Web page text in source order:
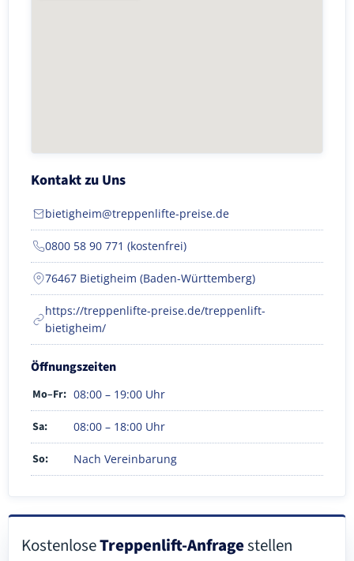
Kontakt zu Uns
bietigheim@treppenlifte-preise.de
0800 58 90 771 (kostenfrei)
76467 Bietigheim (Baden-Württemberg)
https://treppenlifte-preise.de/treppenlift-
bietigheim/
Öffnungszeiten
Mo–Fr: 08:00 – 19:00 Uhr
Sa: 08:00 – 18:00 Uhr
So: Nach Vereinbarung
KostenloseTreppenlift-Anfragestellen